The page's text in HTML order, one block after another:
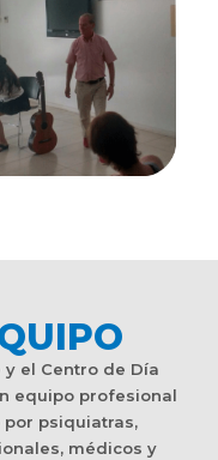
y el Centro de Día
equipo profesional
psiquiatras,
médicos y